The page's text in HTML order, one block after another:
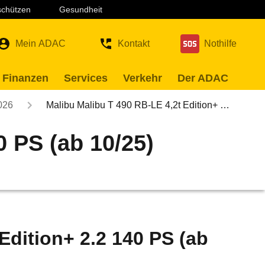
Gesundheit
Mein ADAC Kontakt Nothilfe
Services Verkehr Der ADAC
Malibu Malibu T 490 RB-LE 4,2t Edition+ …
PS (ab 10/25)
2.2 140 PS (ab